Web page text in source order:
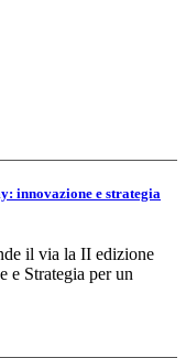
innovazione e strategia
il via la II edizione
e Strategia per un